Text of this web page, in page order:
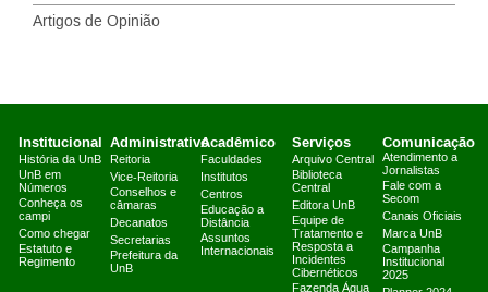
Artigos de Opinião
Institucional
História da UnB
UnB em
Números
Conheça os
campi
Como chegar
Estatuto e
Regimento
Administrativo
Reitoria
Vice-Reitoria
Conselhos e
câmaras
Decanatos
Secretarias
Prefeitura da
UnB
Acadêmico
Faculdades
Institutos
Centros
Educação a
Distância
Assuntos
Internacionais
Serviços
Arquivo Central
Biblioteca
Central
Editora UnB
Equipe de
Tratamento e
Resposta a
Incidentes
Cibernéticos
Fazenda Água
Comunicação
Atendimento a
Jornalistas
Fale com a
Secom
Canais Oficiais
Marca UnB
Campanha
Institucional
2025